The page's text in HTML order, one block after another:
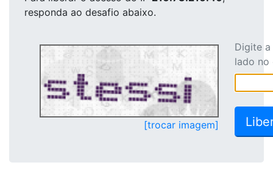
responda ao desafio abaixo.
[trocar imagem]
Digite
lado no